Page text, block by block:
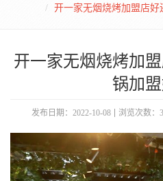
开一家无烟烧烤加盟店好
开一家无烟烧烤加
锅加盟
发布日期：2022-10-08 浏览次数：